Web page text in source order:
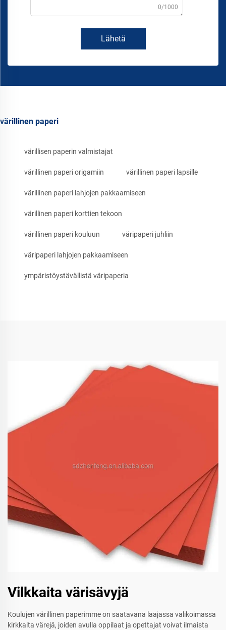
0/1000
Lähetä
värillinen paperi
värillisen paperin valmistajat
värillinen paperi origamiin värillinen paperi lapsille
värillinen paperi lahjojen pakkaamiseen
värillinen paperi korttien tekoon
värillinen paperi kouluun väripaperi juhliin
väripaperi lahjojen pakkaamiseen
ympäristöystävällistä väripaperia
Vilkkaita värisävyjä
Koulujen värillinen paperimme on saatavana laajassa valikoimassa
kirkkaita värejä, joiden avulla oppilaat ja opettajat voivat ilmaista